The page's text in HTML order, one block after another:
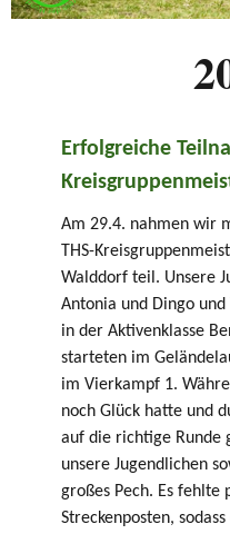
Erfolgreiche
Am 29.4. nahmen wir
THS-
Walddorf teil. Unsere
Antonia und Dingo
in der Aktivenklasse
starteten im
im Vierkampf 1.
noch Glück hatte und
auf die richtige Runde
unsere Jugendlichen
großes Pech. Es fehlte
Streckenposten,